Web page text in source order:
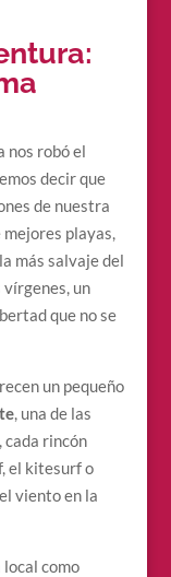
robó el
decir que
de nuestra
playas,
más salvaje del
un
que no se
un pequeño
, una de las
cada rincón
el kitesurf o
viento en la
local como